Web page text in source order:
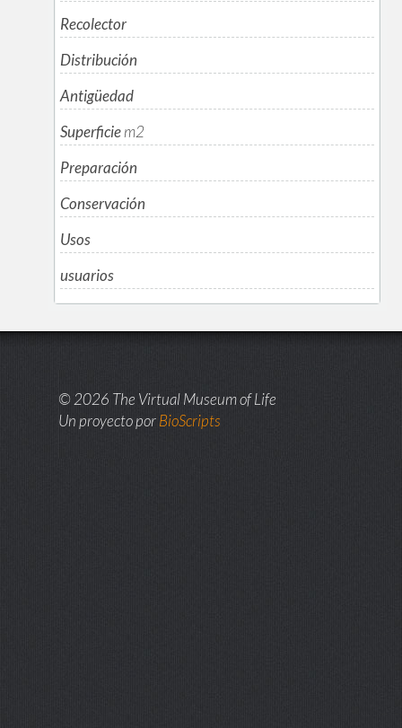
Recolector
Distribución
Antigüedad
Superficiem2
Preparación
Conservación
Usos
usuarios
© 2026 The Virtual Museum of Life
Un proyecto porBioScripts